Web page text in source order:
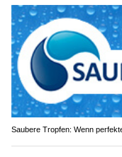
Saubere Tropfen: Wenn